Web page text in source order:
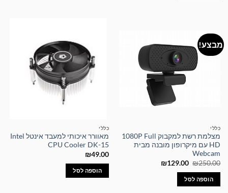
מבצע!
כללי
מצלמת רשת למקבוק 1080P Full
HD עם מיקרופון מובנה מבית
Webcam
₪250.00
המחיר
היה:
₪250.00.
₪129.00
המחיר
הוספה לסל
כללי
מאוורר איכותי למעבד אינטל Intel
CPU Cooler DK-15
₪49.00
הוספה לסל